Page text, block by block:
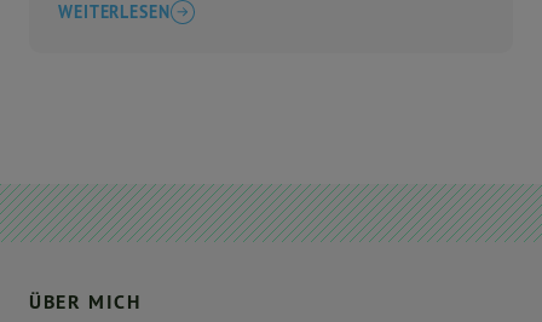
WEITERLESEN
ÜBER MICH